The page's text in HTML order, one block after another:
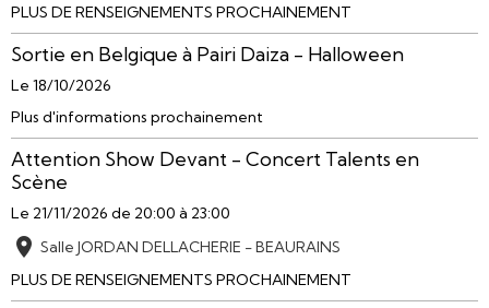
PLUS DE RENSEIGNEMENTS PROCHAINEMENT
Sortie en Belgique à Pairi Daiza - Halloween
Le 18/10/2026
Plus d'informations prochainement
Attention Show Devant - Concert Talents en
Scène
Le 21/11/2026 de 20:00 à 23:00
Salle JORDAN DELLACHERIE - BEAURAINS
PLUS DE RENSEIGNEMENTS PROCHAINEMENT